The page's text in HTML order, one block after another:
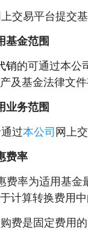
交易平台提交
基金范围
销的可通过本公
及基金法律文
业务范围
过本公司 网上
费率
费率为适用基金
计算转换费用
费是固定费用